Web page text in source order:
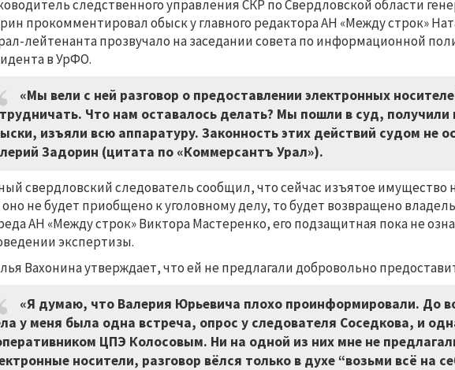
следственного управления СКР по Свердловской области
прокомментировал обыск у главного редактора АН «Между строк»
лейтенанта прозвучало на заседании совета по информационной
в УрФО.
«Мы вели с ней разговор о предоставлении электронных
Что нам оставалось делать? Мы пошли в суд, получили
изъяли всю аппаратуру. Законность этих действий судом не
Задорин (цитата по «Коммерсантъ Урал»).
свердловский следователь сообщил, что сейчас изъятое имущество
не будет приобщено к уголовному делу, то будет возвращено
АН «Между строк» Виктора Мастеренко, его подзащитная пока не
экспертизы.
Вахонина утверждает, что ей не предлагали добровольно
«Я думаю, что Валерия Юрьевича плохо проинформировали. До
у меня была одна встреча, опрос у следователя Соседкова, и
ЦПЭ Колосовым. Ни на одной из них мне не
носители, разговор вёлся только в духе “возьми всё на